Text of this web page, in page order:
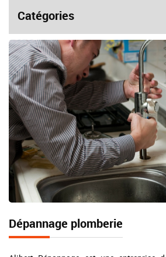
Catégories
Dépannage plomberie